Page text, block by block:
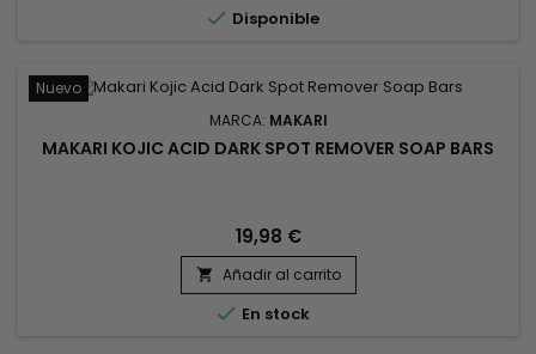
un efecto pegajoso...
 Disponible
Nuevo
MARCA: MAKARI
MAKARI KOJIC ACID DARK SPOT REMOVER SOAP BARS
19,98 €
 Añadir al carrito
 En stock